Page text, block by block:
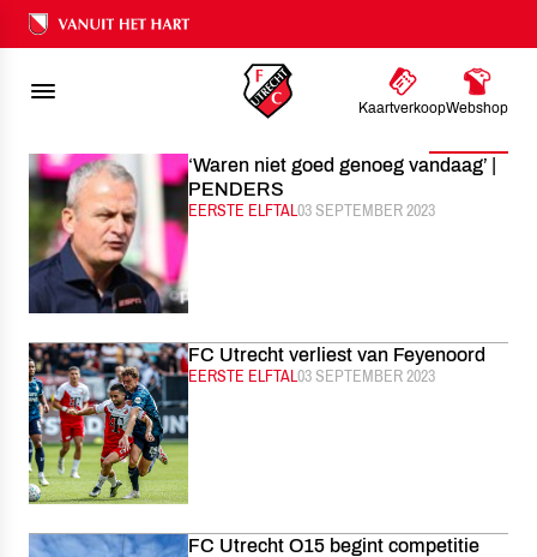
Ons nalatenschap
KaartverkoopWebshop
FC UTRECHT NIEUWS
‘Waren niet goed genoeg vandaag’ |
PENDERS
CATEGORIE:
EERSTE ELFTALGEPUBLICEERD:
03 SEPTEMBER 2023
FC Utrecht verliest van Feyenoord
CATEGORIE:
EERSTE ELFTALGEPUBLICEERD:
03 SEPTEMBER 2023
FC Utrecht O15 begint competitie